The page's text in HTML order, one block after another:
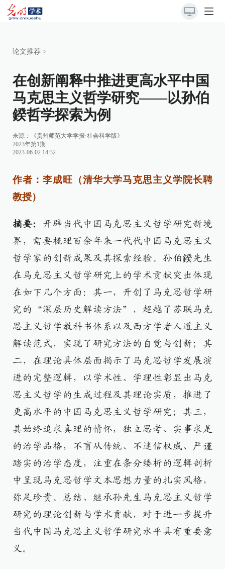
论文推荐 >
在创新阐释中推进更高水平中国
马克思主义哲学研究——以孙伯
鍨哲学探索为例
来源：
《贵州师范大学学报·社会科学版》
2023年第1期
2023-06-02 14:32
作者：李成旺（清华大学马克思主义学院长聘
教授）
摘要： 开辟当代中国马克思主义哲学研究新境
界，需要梳理百余年来一代代中国马克思主义
哲学家的创新成果及其探索经验。孙伯鍨先生
在马克思主义哲学研究上的学术贡献突出体现
在如下几个方面：其一，开创了马克思哲学研
究的“深层历史解读方法”，超越了苏联马克
思主义哲学教科书体系以及西方学者人道主义
解读范式，实现了研究方法的自觉与创新；其
二，在理论具体层面揭示了马克思哲学发展演
进的完整逻辑，以学术性、学理性彰显出马克
思主义哲学的生成过程及其理论实质，推进了
更高水平的中国马克思主义哲学研究；其三，
其始终追求真理的情怀，独立思考、实事求是
的治学品格，不盲从传统、不迷信权威、严谨
踏实的治学态度，注重在条分缕析的逻辑剖析
中呈现马克思哲学文本思想力量的扎实风格，
弥足珍贵。总结、继承孙先生马克思主义哲学
研究的理论创新与学术贡献，对于进一步提升
当代中国马克思主义哲学研究水平具有重要意
义。